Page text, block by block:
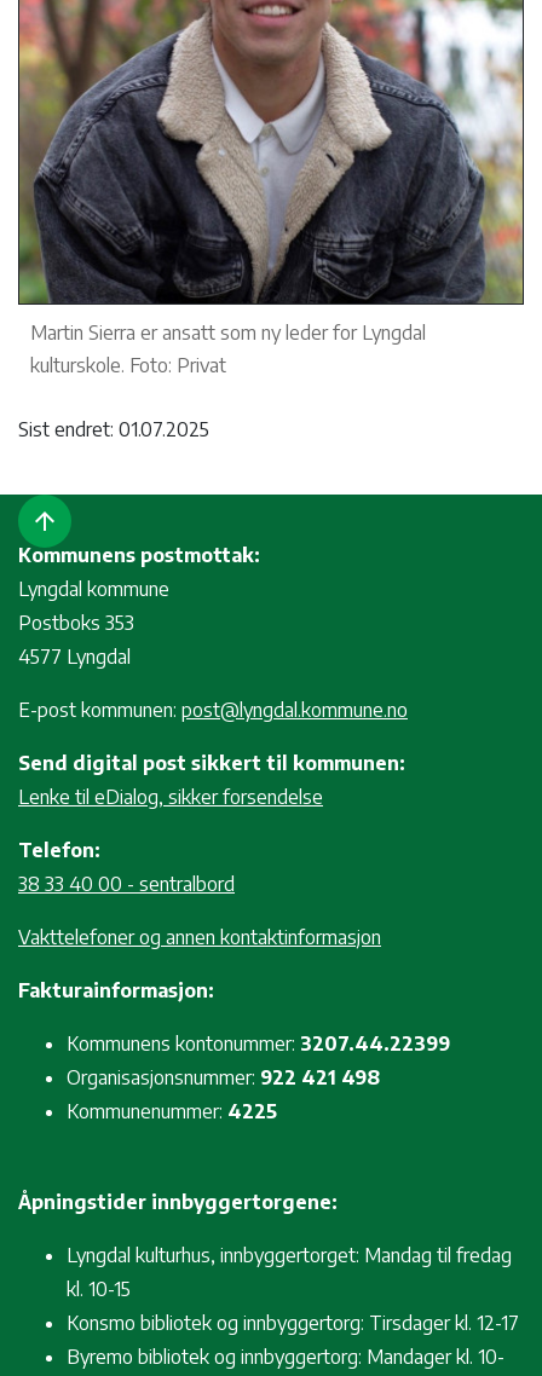
Martin Sierra er ansatt som ny leder for Lyngdal
kulturskole. Foto: Privat
Sist endret: 01.07.2025
arrow_upward
Kommunens postmottak:
Lyngdal kommune
Postboks 353
4577 Lyngdal
E-post kommunen: post@lyngdal.kommune.no
Send digital post sikkert til kommunen:
Lenke til eDialog, sikker forsendelse
Telefon:
38 33 40 00 - sentralbord
Vakttelefoner og annen kontaktinformasjon
Fakturainformasjon:
Kommunens kontonummer: 3207.44.22399
Organisasjonsnummer: 922 421 498
Kommunenummer: 4225
Åpningstider innbyggertorgene:
Lyngdal kulturhus, innbyggertorget: Mandag til fredag
kl. 10-15
Konsmo bibliotek og innbyggertorg: Tirsdager kl. 12-17
Byremo bibliotek og innbyggertorg: Mandager kl. 10-